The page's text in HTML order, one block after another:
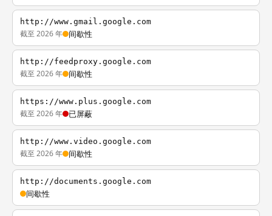
http://www.gmail.google.com
截至 2026 年 间歇性
http://feedproxy.google.com
截至 2026 年 间歇性
https://www.plus.google.com
截至 2026 年 已屏蔽
http://www.video.google.com
截至 2026 年 间歇性
http://documents.google.com
间歇性